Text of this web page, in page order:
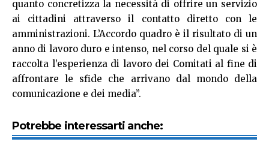
quanto concretizza la necessità di offrire un servizio
ai cittadini attraverso il contatto diretto con le
amministrazioni. L’Accordo quadro è il risultato di un
anno di lavoro duro e intenso, nel corso del quale si è
raccolta l’esperienza di lavoro dei Comitati al fine di
affrontare le sfide che arrivano dal mondo della
comunicazione e dei media”.
Potrebbe interessarti anche: